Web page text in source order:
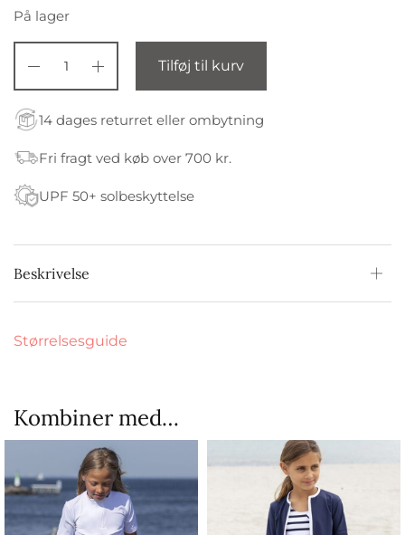
På lager
Tilføj til kurv
14 dages returret eller ombytning
Fri fragt ved køb over 700 kr.
UPF 50+ solbeskyttelse
Beskrivelse
Størrelsesguide
Kombiner med…